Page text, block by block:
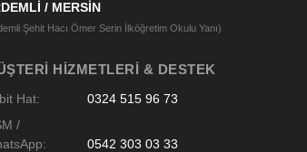
/ MERSİN
Şehit Hacı Ömer Serin İlköğretim Okulu Yanı)
HIZMETLERI & DESTEK
Hat:
0324 515 96 73
/
0542 303 03 33